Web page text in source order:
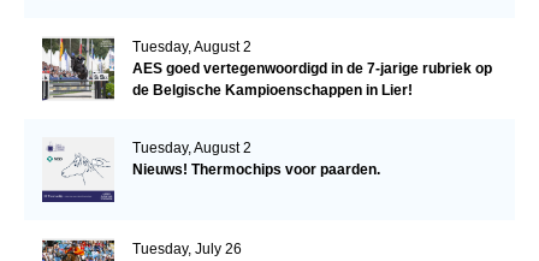
Tuesday, August 2
AES goed vertegenwoordigd in de 7-jarige rubriek op
de Belgische Kampioenschappen in Lier!
Tuesday, August 2
Nieuws! Thermochips voor paarden.
Tuesday, July 26